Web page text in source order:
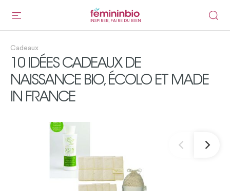
INSPIRER, FAIRE DU BIEN
Cadeaux
10 IDÉES CADEAUX DE
NAISSANCE BIO, ÉCOLO ET MADE
IN FRANCE